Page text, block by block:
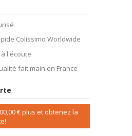
Colissimo Worldwide
l'écoute
fait main en France
€plus et obtenez la